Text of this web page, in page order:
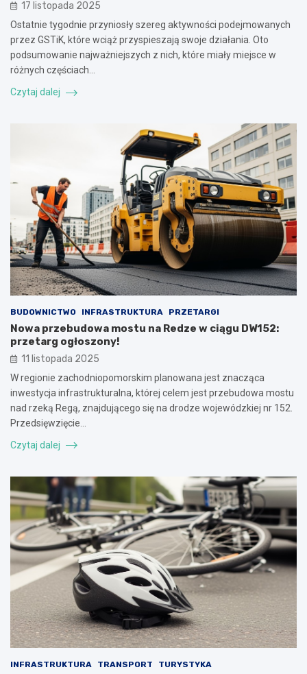
17 listopada 2025
Ostatnie tygodnie przyniosły szereg aktywności podejmowanych
przez GSTiK, które wciąż przyspieszają swoje działania. Oto
podsumowanie najważniejszych z nich, które miały miejsce w
różnych częściach…
Czytaj dalej
BUDOWNICTWO INFRASTRUKTURA PRZETARGI
Nowa przebudowa mostu na Redze w ciągu DW152:
przetarg ogłoszony!
11 listopada 2025
W regionie zachodniopomorskim planowana jest znacząca
inwestycja infrastrukturalna, której celem jest przebudowa mostu
nad rzeką Regą, znajdującego się na drodze wojewódzkiej nr 152.
Przedsięwzięcie…
Czytaj dalej
INFRASTRUKTURA TRANSPORT TURYSTYKA